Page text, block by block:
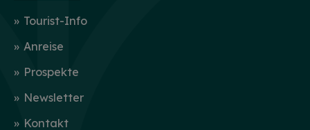
Tourist-Info
Anreise
Prospekte
Newsletter
Kontakt